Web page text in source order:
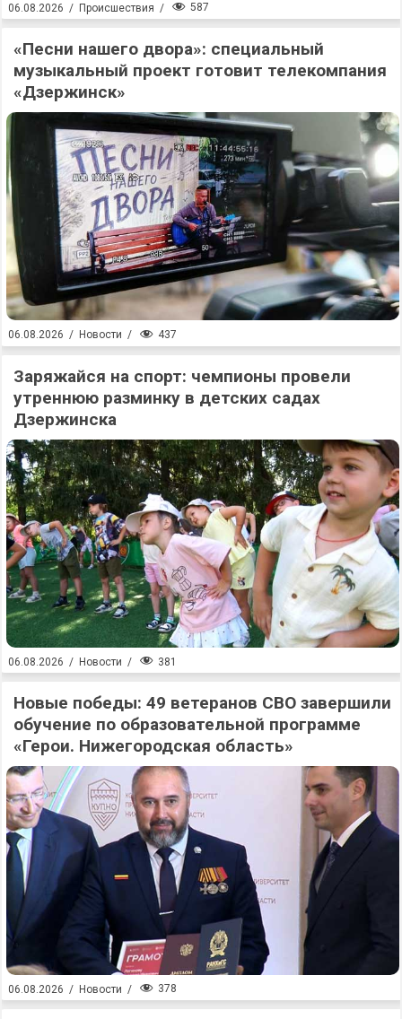
06.08.2026 / Происшествия / 587
«Песни нашего двора»: специальный
музыкальный проект готовит телекомпания
«Дзержинск»
06.08.2026 / Новости / 437
Заряжайся на спорт: чемпионы провели
утреннюю разминку в детских садах
Дзержинска
06.08.2026 / Новости / 381
Новые победы: 49 ветеранов СВО завершили
обучение по образовательной программе
«Герои. Нижегородская область»
06.08.2026 / Новости / 378